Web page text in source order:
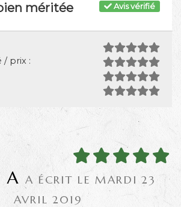
Avis vérifié
méritée
/ prix :
A A ÉCRIT LE MARDI 23
AVRIL 2019